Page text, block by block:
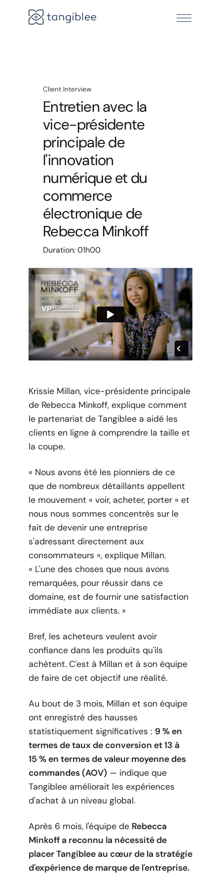
Client Interview
Entretien avec la
vice-présidente
principale de
l'innovation
numérique et du
commerce
électronique de
Rebecca Minkoff
Duration:01h00
Krissie Millan, vice-présidente principale
de Rebecca Minkoff, explique comment
le partenariat de Tangiblee a aidé les
clients en ligne à comprendre la taille et
la coupe.
« Nous avons été les pionniers de ce
que de nombreux détaillants appellent
le mouvement « voir, acheter, porter » et
nous nous sommes concentrés sur le
fait de devenir une entreprise
s'adressant directement aux
consommateurs », explique Millan.
« L'une des choses que nous avons
remarquées, pour réussir dans ce
domaine, est de fournir une satisfaction
immédiate aux clients. »
Bref, les acheteurs veulent avoir
confiance dans les produits qu'ils
achètent. C'est à Millan et à son équipe
de faire de cet objectif une réalité.
Au bout de 3 mois, Millan et son équipe
ont enregistré des hausses
statistiquement significatives : 9 % en
termes de taux de conversion et 13 à
15 % en termes de valeur moyenne des
commandes (AOV)— indique que
Tangiblee améliorait les expériences
d'achat à un niveau global.
Après 6 mois, l'équipe de Rebecca
Minkoff a reconnu la nécessité de
placer Tangiblee au cœur de la stratégie
d'expérience de marque de l'entreprise.